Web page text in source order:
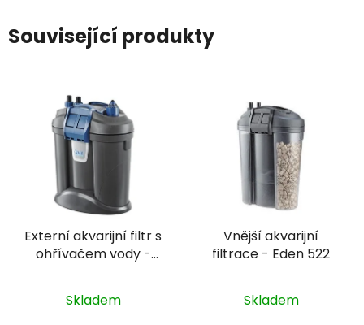
Související produkty
Externí akvarijní filtr s
ohřívačem vody -
Skladem
Vnější akvarijní
filtrace - Eden 522
Skladem